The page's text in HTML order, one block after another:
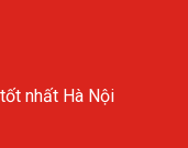
nhất Hà Nội